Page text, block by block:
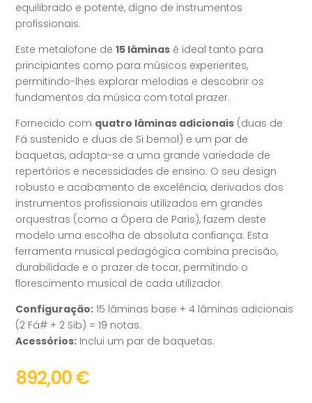
equilibrado e potente, digno de instrumentos
profissionais.
Este metalofone de15 lâminas é ideal tanto para
principiantes como para músicos experientes,
permitindo-lhes explorar melodias e descobrir os
fundamentos da música com total prazer.
Fornecido com quatro lâminas adicionais (duas de
Fá sustenido e duas de Si bemol) e um par de
baquetas, adapta-se a uma grande variedade de
repertórios e necessidades de ensino. O seu design
robusto e acabamento de excelência, derivados dos
instrumentos profissionais utilizados em grandes
orquestras (como a Ópera de Paris), fazem deste
modelo uma escolha de absoluta confiança. Esta
ferramenta musical pedagógica combina precisão,
durabilidade e o prazer de tocar, permitindo o
florescimento musical de cada utilizador.
Configuração: 15 lâminas base + 4 lâminas adicionais
(2 Fá# + 2 Sib) = 19 notas.
Acessórios: Inclui um par de baquetas.
892,00€